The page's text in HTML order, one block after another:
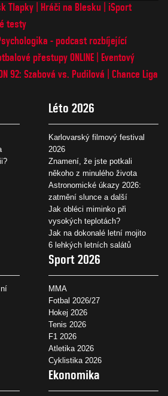
Tlapky Hráči na Blesku
iSport
testy
- podcast rozbíjející
přestupy ONLINE
Eventový
92: Szabová vs. Pudilová
Chance Liga
Léto 2026
Karlovarský filmový festival
2026
Znamení, že jste potkali
někoho z minulého života
Astronomické úkazy 2026:
zatmění slunce a další
Jak obléci miminko při
vysokých teplotách?
Jak na dokonalé letní mojito
6 lehkých letních salátů
Sport 2026
MMA
Fotbal 2026/27
Hokej 2026
Tenis 2026
F1 2026
Atletika 2026
Cyklistika 2026
Ekonomika